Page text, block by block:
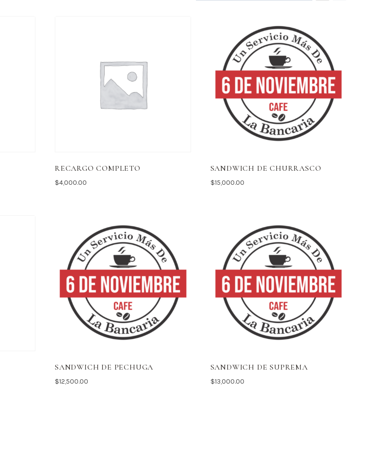
RECARGO COMPLETO
$4,000.00
SANDWICH DE CHURRASCO
$15,000.00
SANDWICH DE PECHUGA
$12,500.00
SANDWICH DE SUPREMA
$13,000.00